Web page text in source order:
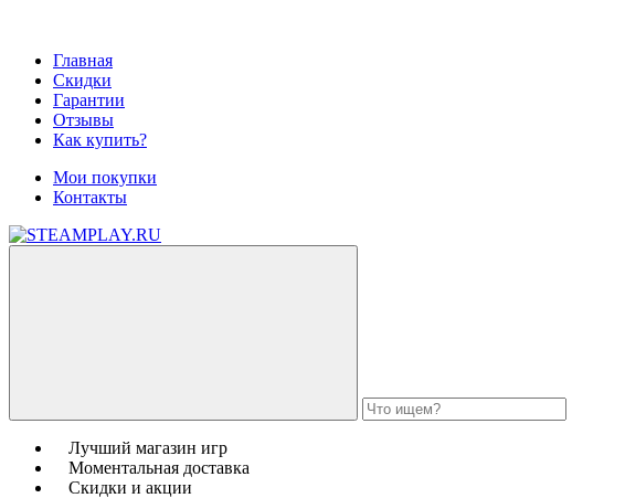
Главная
Скидки
Гарантии
Отзывы
Как купить?
Мои покупки
Контакты
Лучший магазин игр
Моментальная доставка
Скидки и акции